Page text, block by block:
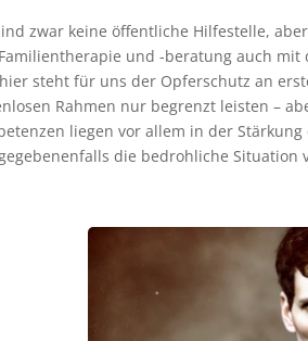
zwar keine öffentliche Hilfestelle,
und -beratung auch mit
steht für uns der Opferschutz an
Rahmen nur begrenzt leisten –
liegen vor allem in der
die bedrohliche Situation